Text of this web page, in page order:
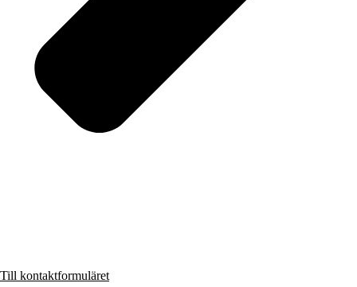
Till kontaktformuläret